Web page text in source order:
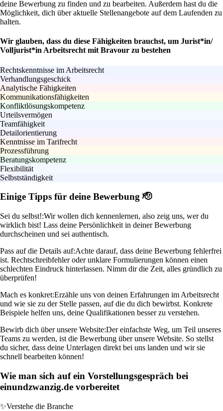
deine Bewerbung zu finden und zu bearbeiten. Außerdem hast du die
Möglichkeit, dich über aktuelle Stellenangebote auf dem Laufenden zu
halten.
Wir glauben, dass du diese Fähigkeiten brauchst, um Jurist*in/
Volljurist*in Arbeitsrecht mit Bravour zu bestehen
Rechtskenntnisse im Arbeitsrecht
Verhandlungsgeschick
Analytische Fähigkeiten
Kommunikationsfähigkeiten
Konfliktlösungskompetenz
Urteilsvermögen
Teamfähigkeit
Detailorientierung
Kenntnisse im Tarifrecht
Prozessführung
Beratungskompetenz
Flexibilität
Selbstständigkeit
Einige Tipps für deine Bewerbung 🫡
Sei du selbst!:Wir wollen dich kennenlernen, also zeig uns, wer du
wirklich bist! Lass deine Persönlichkeit in deiner Bewerbung
durchscheinen und sei authentisch.
Pass auf die Details auf:Achte darauf, dass deine Bewerbung fehlerfrei
ist. Rechtschreibfehler oder unklare Formulierungen können einen
schlechten Eindruck hinterlassen. Nimm dir die Zeit, alles gründlich zu
überprüfen!
Mach es konkret:Erzähle uns von deinen Erfahrungen im Arbeitsrecht
und wie sie zu der Stelle passen, auf die du dich bewirbst. Konkrete
Beispiele helfen uns, deine Qualifikationen besser zu verstehen.
Bewirb dich über unsere Website:Der einfachste Weg, um Teil unseres
Teams zu werden, ist die Bewerbung über unsere Website. So stellst
du sicher, dass deine Unterlagen direkt bei uns landen und wir sie
schnell bearbeiten können!
Wie man sich auf ein Vorstellungsgespräch bei
einundzwanzig.de vorbereitet
✨Verstehe die Branche